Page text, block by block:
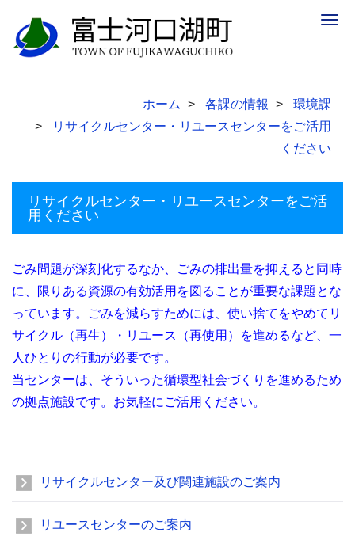
ホーム 各課の情報
環境課
リサイクルセンター・リユースセンターをご活用
ください
リサイクルセンター・リユースセンターをご活
用ください
ごみ問題が深刻化するなか、ごみの排出量を抑えると同時
に、限りある資源の有効活用を図ることが重要な課題とな
っています。ごみを減らすためには、使い捨てをやめてリ
サイクル（再生）・リユース（再使用）を進めるなど、一
人ひとりの行動が必要です。
当センターは、そういった循環型社会づくりを進めるため
の拠点施設です。お気軽にご活用ください。
リサイクルセンター及び関連施設のご案内
リユースセンターのご案内